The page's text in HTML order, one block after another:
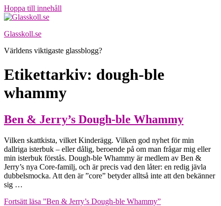
Hoppa till innehåll
Glasskoll.se
Världens viktigaste glassblogg?
Etikettarkiv: dough-ble
whammy
Ben & Jerry’s Dough-ble Whammy
Vilken skattkista, vilket Kinderägg. Vilken god nyhet för min
dallriga isterbuk – eller dålig, beroende på om man frågar mig eller
min isterbuk förstås. Dough-ble Whammy är medlem av Ben &
Jerry’s nya Core-familj, och är precis vad den låter: en redig jävla
dubbelsmocka. Att den är ”core” betyder alltså inte att den bekänner
sig …
Fortsätt läsa ”Ben & Jerry’s Dough-ble Whammy”